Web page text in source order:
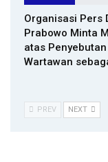
Organisasi Pers
Prabowo Minta
atas Penyebutan
Wartawan
PREV NEXT